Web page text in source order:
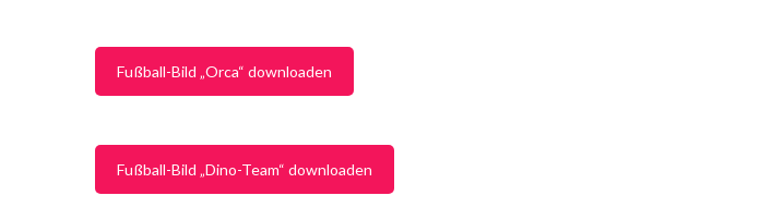
Fußball-Bild „Orca“ downloaden
Fußball-Bild „Dino-Team“ downloaden